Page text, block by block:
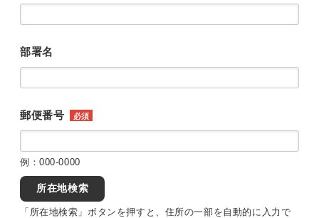
部署名
郵便番号 必須
例：000-0000
所在地検索
「所在地検索」ボタンを押すと、住所の一部を自動的に入力で